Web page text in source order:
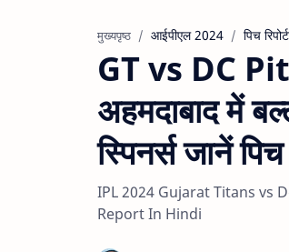
मुख्यपृष्ठ आईपीएल 2024 पिच
GT vs DC
अहमदाबाद में
स्पिनर्स जानें पिच
IPL 2024 Gujarat Titans vs
Report In Hindi